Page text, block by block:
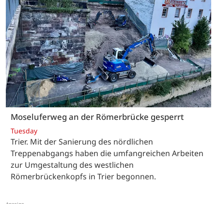
Moseluferweg an der Römerbrücke gesperrt
Tuesday
Trier. Mit der Sanierung des nördlichen
Treppenabgangs haben die umfangreichen Arbeiten
zur Umgestaltung des westlichen
Römerbrückenkopfs in Trier begonnen.